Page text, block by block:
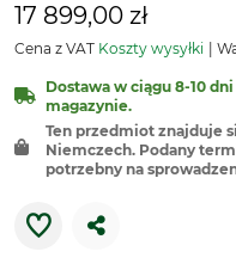
17 899,00 zł
Cena z VAT Koszty wysyłki
Dostawa w ciągu 8-10
magazynie.
Ten przedmiot znajduje
Niemczech. Podany
potrzebny na